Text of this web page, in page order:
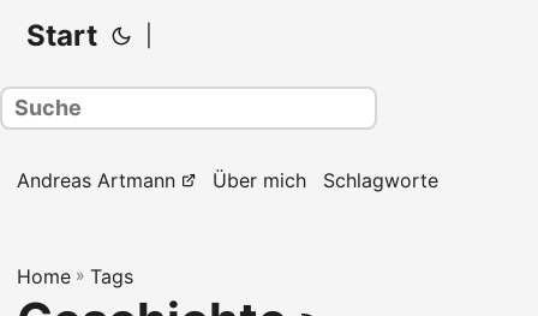
Start
Andreas Artmann Über mich Schlagworte
Home » Tags